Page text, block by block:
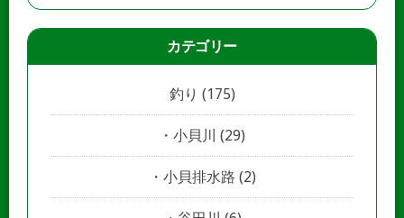
カテゴリー
釣り (175)
小貝川 (29)
小貝排水路 (2)